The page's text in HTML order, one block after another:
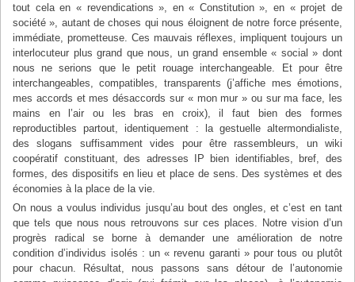
tout cela en « revendications », en « Constitution », en « projet de
société », autant de choses qui nous éloignent de notre force présente,
immédiate, prometteuse. Ces mauvais réflexes, impliquent toujours un
interlocuteur plus grand que nous, un grand ensemble « social » dont
nous ne serions que le petit rouage interchangeable. Et pour être
interchangeables, compatibles, transparents (j’affiche mes émotions,
mes accords et mes désaccords sur « mon mur » ou sur ma face, les
mains en l’air ou les bras en croix), il faut bien des formes
reproductibles partout, identiquement : la gestuelle altermondialiste,
des slogans suffisamment vides pour être rassembleurs, un wiki
coopératif constituant, des adresses IP bien identifiables, bref, des
formes, des dispositifs en lieu et place de sens. Des systèmes et des
économies à la place de la vie.
On nous a voulus individus jusqu’au bout des ongles, et c’est en tant
que tels que nous nous retrouvons sur ces places. Notre vision d’un
progrès radical se borne à demander une amélioration de notre
condition d’individus isolés : un « revenu garanti » pour tous ou plutôt
pour chacun. Résultat, nous passons sans détour de l’autonomie